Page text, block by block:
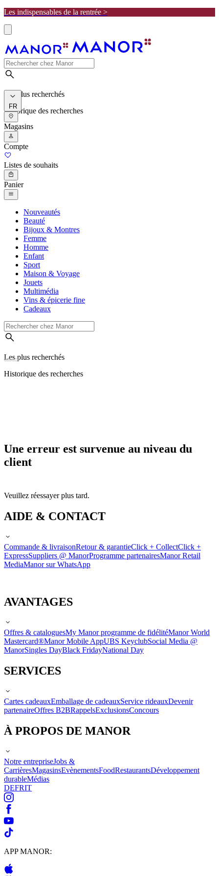
Les indispensables de la rentrée >
Les plus recherchés
Historique des recherches
FR
Magasins
Compte
Listes de souhaits
Panier
Nouveautés
Beauté
Bijoux & Montres
Femme
Homme
Enfant
Sport
Maison & Voyage
Jouets
Multimédia
Vins & épicerie fine
Cadeaux
Les plus recherchés
Historique des recherches
Une erreur est survenue au niveau du
client
Veuillez réessayer plus tard.
AIDE & CONTACT
Commande & livraisonRetour & garantieClick + CollectClick +
ExpressSuppliers @ ManorProgramme partenairesManor Retail
MediaManor sur WhatsApp
AVANTAGES
Offres & cataloguesMy Manor programme de fidélitéManor World
Mastercard®Manor Mobile AppUBS KeyclubSocial Media @
ManorSingles DayBlack FridayNational Day
SERVICES
Cartes cadeauxEmballage de cadeauxService rideauxDevenir
partenaireOffres B2BRappelsExclusionsConcours
À PROPOS DE MANOR
Notre entrepriseJobs &
CarrièresMagasinsEvènementsFoodRestaurantsDéveloppement
durableMédias
DEFRIT
APP MANOR: